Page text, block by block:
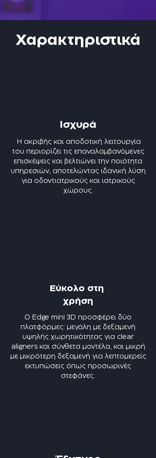
Χαρακτηριστικά
Ισχυρά
Η ακριβής και αποδοτική λειτουργία
του περιορίζει τις επαναλαμβανόμενες
επισκέψεις και βελτιώνει την ποιότητα
υπηρεσιών, αποτελώντας ιδανική λύση
για οδοντιατρικούς και ιατρικούς
χώρους.
Εύκολο στη
χρήση
Ο Edge mini 3 D προσφέρει δύο
πλατφόρμες: μεγάλη με δεξαμενή
υψηλής χωρητικότητας για clear
aligners και σύνθετα μοντέλα, και μικρή
με μικρότερη δεξαμενή για λεπτομερείς
εκτυπώσεις όπως προσωρινές
στεφάνες.